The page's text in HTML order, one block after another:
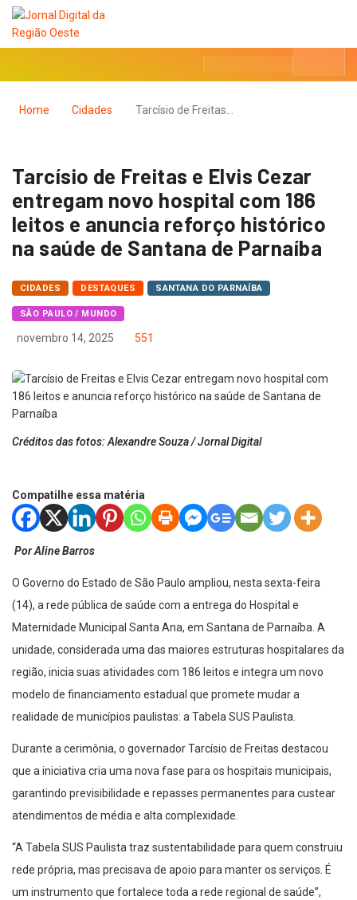
Home Cidades Tarcísio de Freitas…
Tarcísio de Freitas e Elvis Cezar
entregam novo hospital com 186
leitos e anuncia reforço histórico
na saúde de Santana de Parnaíba
CIDADES DESTAQUES SANTANA DO PARNAÍBA
SÃO PAULO / MUNDO
novembro 14, 2025 551
Créditos das fotos: Alexandre Souza / Jornal Digital
Compatilhe essa matéria
Por Aline Barros
O Governo do Estado de São Paulo ampliou, nesta sexta-feira
(14), a rede pública de saúde com a entrega do Hospital e
Maternidade Municipal Santa Ana, em Santana de Parnaíba. A
unidade, considerada uma das maiores estruturas hospitalares da
região, inicia suas atividades com 186 leitos e integra um novo
modelo de financiamento estadual que promete mudar a
realidade de municípios paulistas: a Tabela SUS Paulista.
Durante a cerimônia, o governador Tarcísio de Freitas destacou
que a iniciativa cria uma nova fase para os hospitais municipais,
garantindo previsibilidade e repasses permanentes para custear
atendimentos de média e alta complexidade.
“A Tabela SUS Paulista traz sustentabilidade para quem construiu
rede própria, mas precisava de apoio para manter os serviços. É
um instrumento que fortalece toda a rede regional de saúde”,